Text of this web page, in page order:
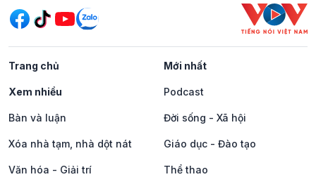
Trang chủ Mới nhất
Xem nhiều Podcast
Bàn và luận Đời sống - Xã hội
Xóa nhà tạm, nhà dột nát Giáo dục - Đào tạo
Văn hóa - Giải trí Thể thao